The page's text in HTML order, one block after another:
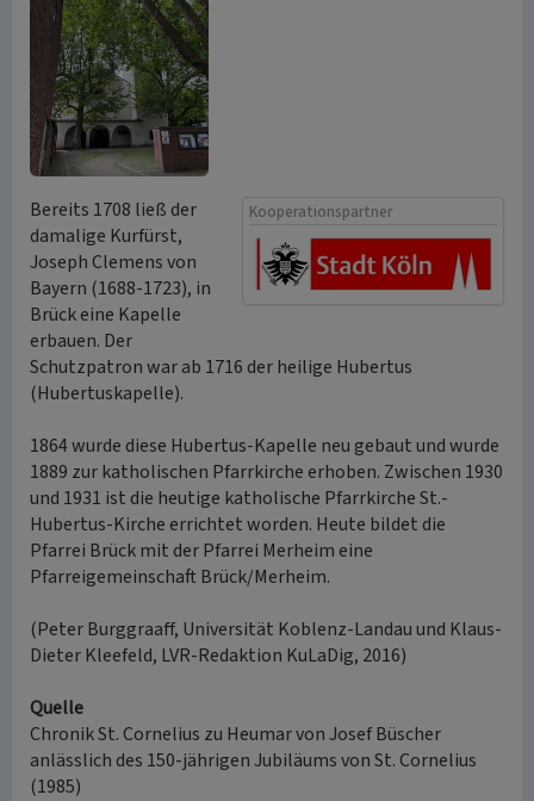
Kooperationspartner
Bereits 1708 ließ der
damalige Kurfürst,
Joseph Clemens von
Bayern (1688-1723), in
Brück eine Kapelle
erbauen. Der
Schutzpatron war ab 1716 der heilige Hubertus
(Hubertuskapelle).
1864 wurde diese Hubertus-Kapelle neu gebaut und wurde
1889 zur katholischen Pfarrkirche erhoben. Zwischen 1930
und 1931 ist die heutige katholische Pfarrkirche St.-
Hubertus-Kirche errichtet worden. Heute bildet die
Pfarrei Brück mit der Pfarrei Merheim eine
Pfarreigemeinschaft Brück/Merheim.
(Peter Burggraaff, Universität Koblenz-Landau und Klaus-
Dieter Kleefeld, LVR-Redaktion KuLaDig, 2016)
Quelle
Chronik St. Cornelius zu Heumar von Josef Büscher
anlässlich des 150-jährigen Jubiläums von St. Cornelius
(1985)